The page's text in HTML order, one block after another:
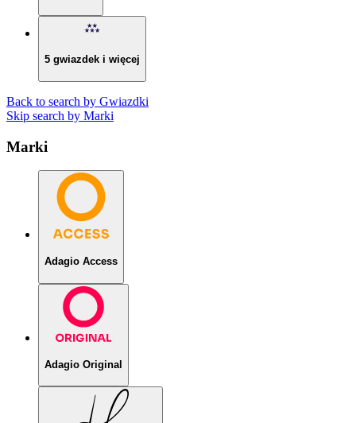
5 gwiazdek i więcej
Back to search by Gwiazdki
Skip search by Marki
Marki
Adagio Access
Adagio Original